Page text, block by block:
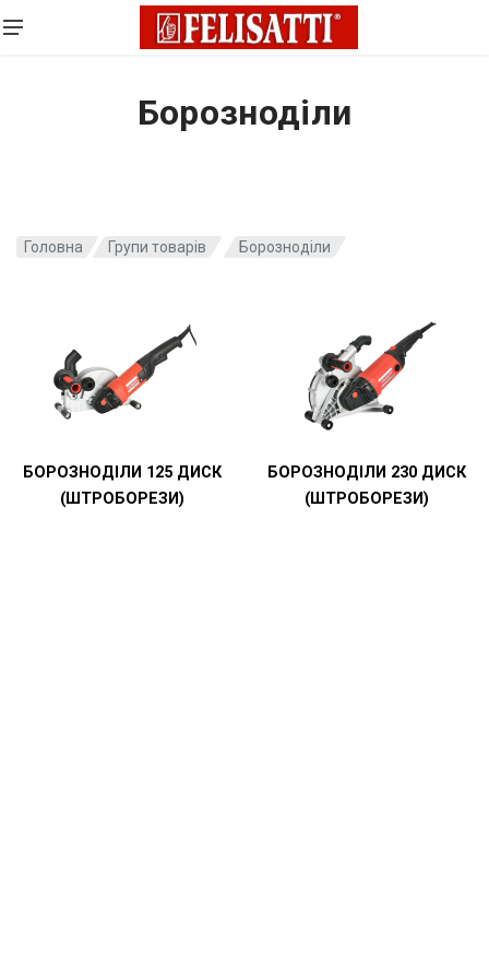
Борозноділи
Головна Групи товарів Борозноділи
БОРОЗНОДІЛИ 125 ДИСК
(ШТРОБОРЕЗИ)
БОРОЗНОДІЛИ 230 ДИСК
(ШТРОБОРЕЗИ)